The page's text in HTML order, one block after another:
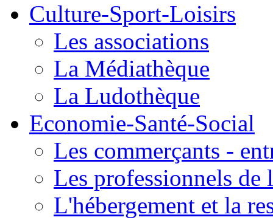
Culture-Sport-Loisirs
Les associations
La Médiathèque
La Ludothèque
Economie-Santé-Social
Les commerçants -
Les professionnels de
L'hébergement et la